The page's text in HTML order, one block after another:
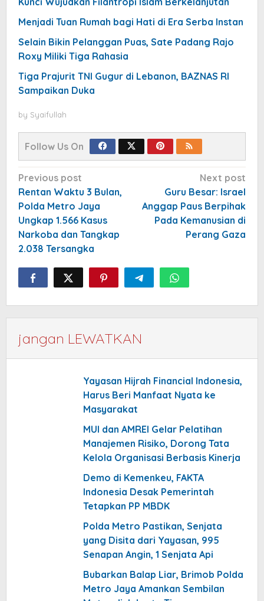
Menjadi Tuan Rumah bagi Hati di Era Serba Instan
Selain Bikin Pelanggan Puas, Sate Padang Rajo
Roxy Miliki Tiga Rahasia
Tiga Prajurit TNI Gugur di Lebanon, BAZNAS RI
Sampaikan Duka
by Syaifullah
Follow Us On
Post
navigation
Previous post
Rentan Waktu 3 Bulan,
Polda Metro Jaya
Ungkap 1.566 Kasus
Narkoba dan Tangkap
2.038 Tersangka
Next post
Guru Besar: Israel
Anggap Paus Berpihak
Pada Kemanusian di
Perang Gaza
jangan LEWATKAN
Yayasan Hijrah Financial Indonesia,
Harus Beri Manfaat Nyata ke
Masyarakat
MUI dan AMREI Gelar Pelatihan
Manajemen Risiko, Dorong Tata
Kelola Organisasi Berbasis Kinerja
Demo di Kemenkeu, FAKTA
Indonesia Desak Pemerintah
Tetapkan PP MBDK
Polda Metro Pastikan, Senjata
yang Disita dari Yayasan, 995
Senapan Angin, 1 Senjata Api
Bubarkan Balap Liar, Brimob Polda
Metro Jaya Amankan Sembilan